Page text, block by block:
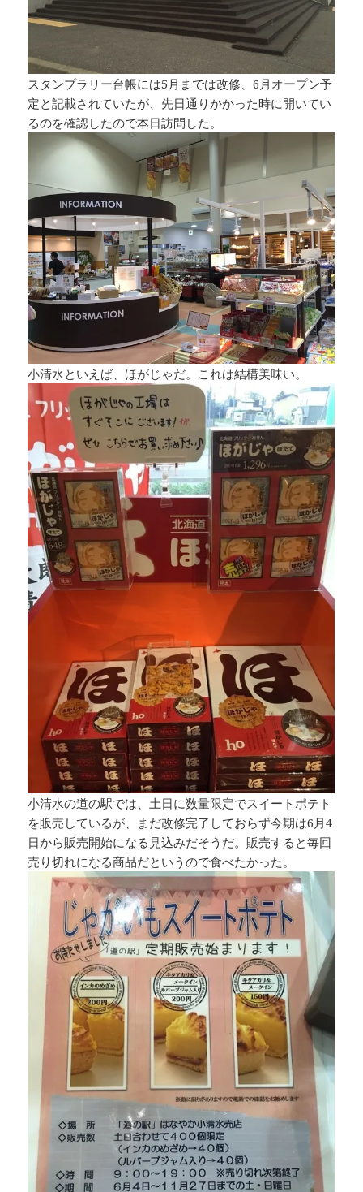
スタンプラリー台帳には5月までは改修、6月オープン予
定と記載されていたが、先日通りかかった時に開いてい
るのを確認したので本日訪問した。
小清水といえば、ほがじゃだ。これは結構美味い。
小清水の道の駅では、土日に数量限定でスイートポテト
を販売しているが、まだ改修完了しておらず今期は6月4
日から販売開始になる見込みだそうだ。販売すると毎回
売り切れになる商品だというので食べたかった。